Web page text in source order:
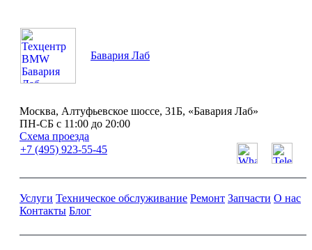
Бавария Лаб
Москва, Алтуфьевское шоссе, 31Б, «Бавария Лаб»
ПН-СБ с 11:00 до 20:00
Схема проезда
+7 (495) 923-55-45
Услуги Техническое обслуживание Ремонт Запчасти О нас
Контакты Блог